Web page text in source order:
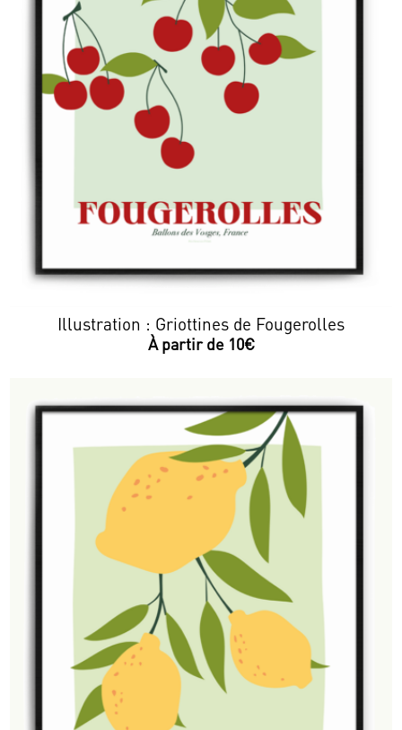
Illustration : Griottines de Fougerolles